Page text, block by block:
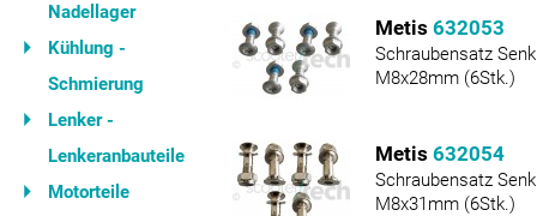
Nadellager
Kühlung -
Schmierung
Lenker -
Lenkeranbauteile
Motorteile
Metis 632053
Schraubensatz
M8x28mm (6Stk.)
Metis 632054
Schraubensatz
M8x31mm (6Stk.)